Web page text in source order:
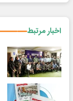
اخبار مرتبط